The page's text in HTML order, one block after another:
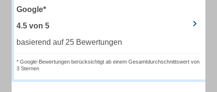
Google*
4.5 von 5
basierend auf 25 Bewertungen
* Google-Bewertungen berücksichtigt ab einem Gesamtdurchschnittswert von
3 Sternen